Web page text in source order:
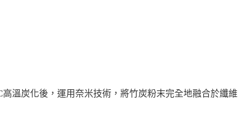
溫炭化後，運用奈米技術，將竹炭粉末完全地融合於纖維